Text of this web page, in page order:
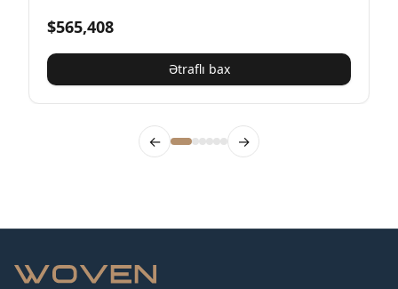
$565,408
Ətraflı bax
← →